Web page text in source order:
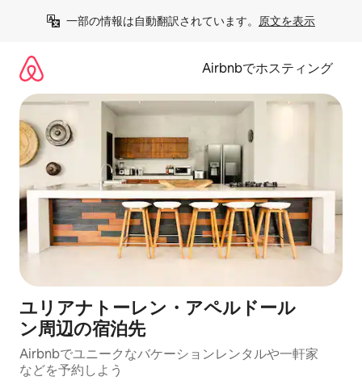
一部の情報は自動翻訳されています。 原文を表示
Airbnbでホスティング
ユリアナトーレン・アペルドール
ン⁠周⁠辺⁠の宿⁠泊⁠先
Airbnbでユニークなバ⁠ケ⁠ー⁠シ⁠ョ⁠ンレ⁠ン⁠タ⁠ルや一⁠軒⁠家
な⁠ど⁠を予⁠約⁠し⁠よ⁠う